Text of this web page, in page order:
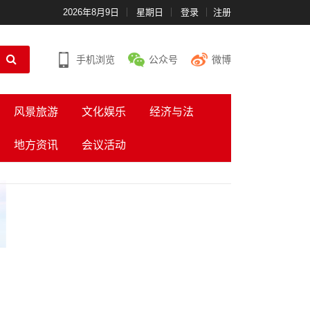
2026年8月9日 星期日 登录 注册
手机浏览 公众号 微博
风景旅游 文化娱乐 经济与法
地方资讯 会议活动